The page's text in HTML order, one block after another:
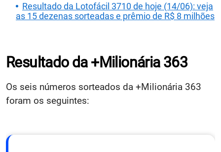
Resultado da Lotofácil 3710 de hoje (14/06): veja
as 15 dezenas sorteadas e prêmio de R$ 8 milhões
Resultado da +Milionária 363
Os seis números sorteados da +Milionária 363
foram os seguintes: